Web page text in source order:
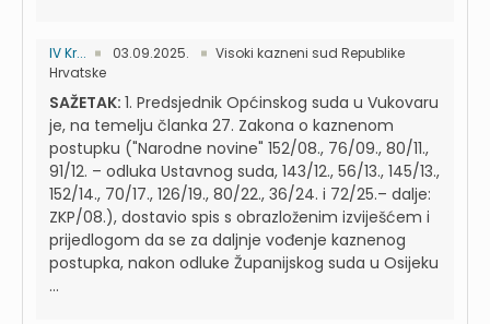
IV Kr... 03.09.2025.
Visoki kazneni sud Republike
Hrvatske
SAŽETAK: 1. Predsjednik Općinskog suda u Vukovaru
je, na temelju članka 27. Zakona o kaznenom
postupku ("Narodne novine" 152/08., 76/09., 80/11.,
91/12. – odluka Ustavnog suda, 143/12., 56/13., 145/13.,
152/14., 70/17., 126/19., 80/22., 36/24. i 72/25.– dalje:
ZKP/08.), dostavio spis s obrazloženim izviješćem i
prijedlogom da se za daljnje vođenje kaznenog
postupka, nakon odluke Županijskog suda u Osijeku
...